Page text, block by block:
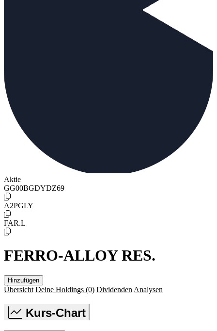
Aktie
GG00BGDYDZ69
A2PGLY
FAR.L
FERRO-ALLOY RES.
Hinzufügen
Übersicht Deine Holdings (0) Dividenden Analysen
Kurs-Chart